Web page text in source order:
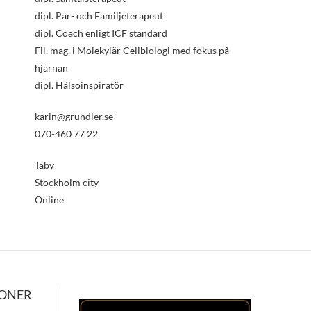
dipl. Par- och Familjeterapeut
dipl. Coach enligt ICF standard
Fil. mag. i Molekylär Cellbiologi med fokus på
hjärnan
dipl. Hälsoinspiratör
karin@grundler.se
070-460 77 22
Täby
Stockholm city
Online